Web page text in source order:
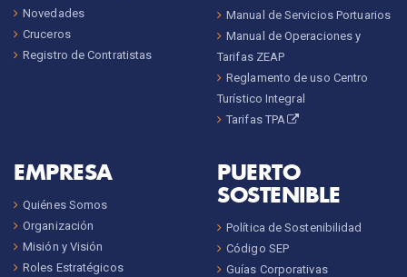
Novedades
Cruceros
Registro de Contratistas
Manual de Servicios Portuarios
Manual de Operaciones y
Tarifas ZEAP
Reglamento de uso Centro
Turístico Integral
Tarifas TPA
EMPRESA
Quiénes Somos
Organización
Misión y Visión
Roles Estratégicos
PUERTO
SOSTENIBLE
Política de Sostenibilidad
Código SEP
Guías Corporativas